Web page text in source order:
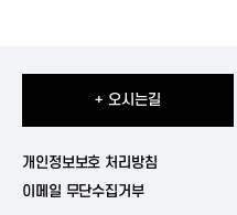
+ 오시는길
개인정보보호 처리방침
이메일 무단수집거부